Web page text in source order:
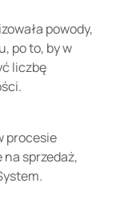
powody,
po to, by w
liczbę
procesie
sprzedaż,